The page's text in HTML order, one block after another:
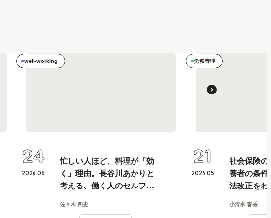
well-working
忙しい人ほど、料理が「効
く」理由。長谷川あかりと
考える、働く人のセルフケ
佐々木 四史
2026.06
24
労務管理
社会保険
養者の条
法改正を
小清水 春香
2026.05
21